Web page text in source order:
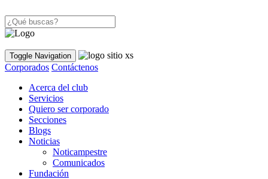
Toggle Navigation
Corporados Contáctenos
Acerca del club
Servicios
Quiero ser corporado
Secciones
Blogs
Noticias
Noticampestre
Comunicados
Fundación